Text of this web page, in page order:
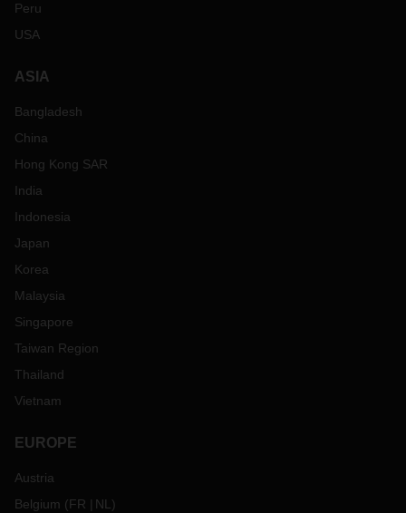
Peru
USA
ASIA
Bangladesh
China
Hong Kong SAR
India
Indonesia
Japan
Korea
Malaysia
Singapore
Taiwan Region
Thailand
Vietnam
EUROPE
Austria
Belgium (FR NL )